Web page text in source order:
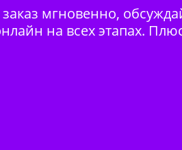
мгновенно,
на всех этапах.